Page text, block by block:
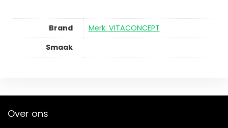
Brand
Merk: VITACONCEPT
Smaak
Over ons